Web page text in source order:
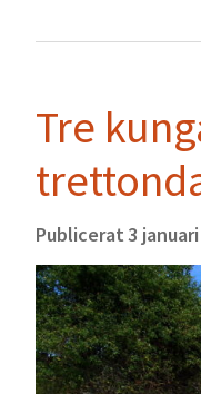
Tre
Publicerat3